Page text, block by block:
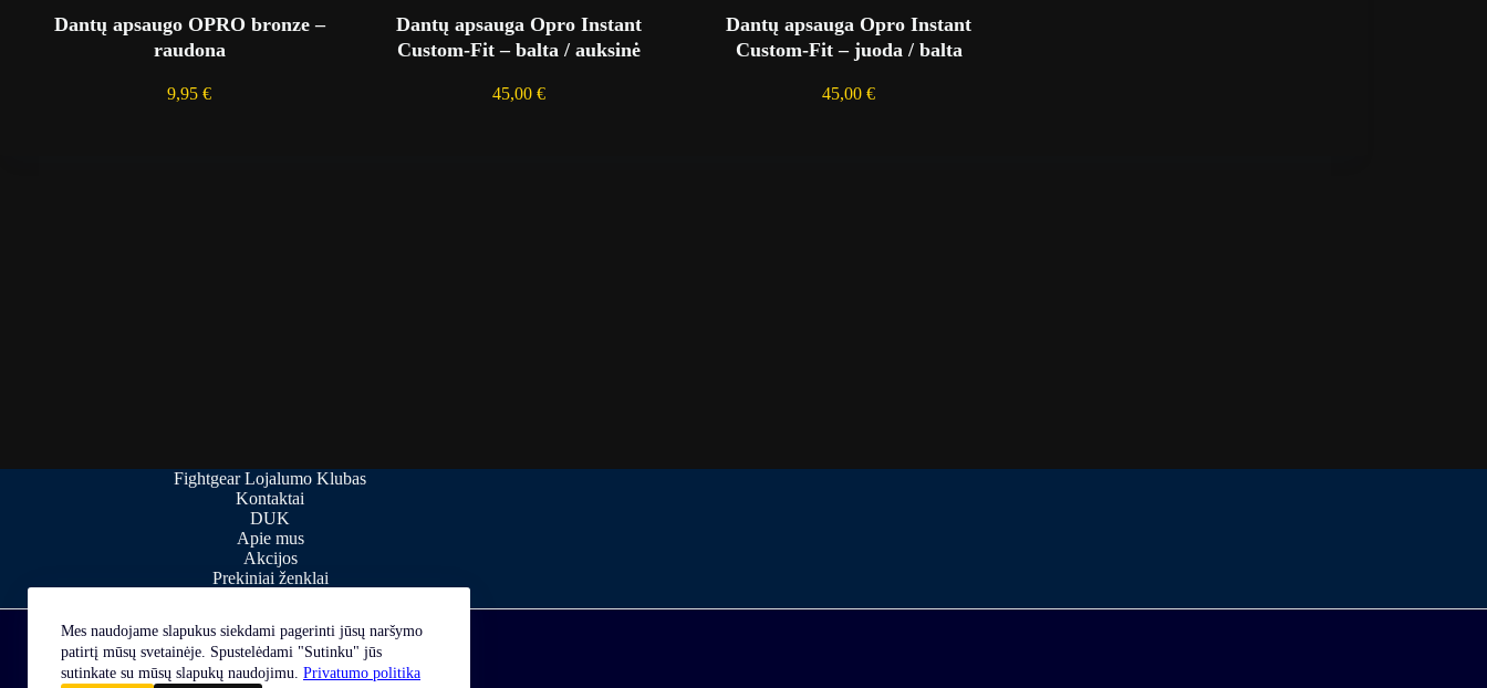
Mes naudojame slapukus siekdami pagerinti jūsų naršymo
patirtį mūsų svetainėje. Spustelėdami "Sutinku" jūs
sutinkate su mūsų slapukų naudojimu. Privatumo politika
Dantų apsaugo OPRO bronze –
raudona
9,95€
Dantų apsauga Opro Instant
Custom-Fit – balta / auksinė
45,00€
Dantų apsauga Opro Instant
Custom-Fit – juoda / balta
45,00€
Fightgear Lojalumo Klubas
Kontaktai
DUK
Apie mus
Akcijos
Prekiniai ženklai